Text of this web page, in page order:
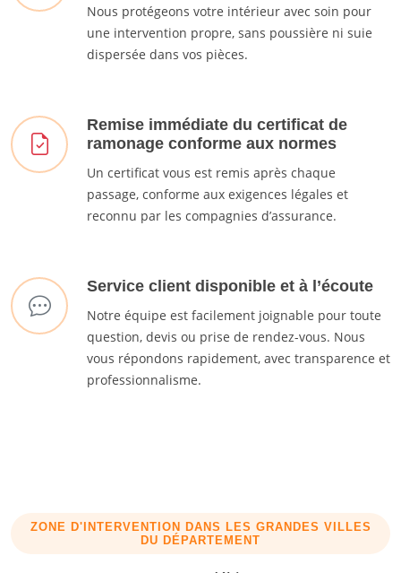
Nous protégeons votre intérieur avec soin pour
une intervention propre, sans poussière ni suie
dispersée dans vos pièces.
Remise immédiate du certificat de
ramonage conforme aux normes
Un certificat vous est remis après chaque
passage, conforme aux exigences légales et
reconnu par les compagnies d’assurance.
Service client disponible et à l’écoute
Notre équipe est facilement joignable pour toute
question, devis ou prise de rendez-vous. Nous
vous répondons rapidement, avec transparence et
professionnalisme.
ZONE D'INTERVENTION DANS LES GRANDES VILLES
DU DÉPARTEMENT